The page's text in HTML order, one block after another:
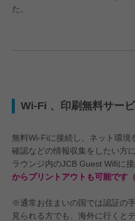
た。
Wi-Fi 、印刷無料サー
無料Wi-Fiに接続し、ネット環境
確認などの情報収集をしたい方
ラウンジ内のJCB Guest Wifiに接
からプリントアウトも可能です
※通常お住まいの国では認証の
見られる方でも、海外に行くと